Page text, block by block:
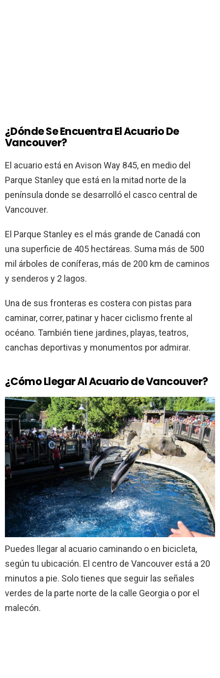
¿Dónde Se Encuentra El Acuario De
Vancouver?
El acuario está en Avison Way 845, en medio del
Parque Stanley que está en la mitad norte de la
península donde se desarrolló el casco central de
Vancouver.
El Parque Stanley es el más grande de Canadá con
una superficie de 405 hectáreas. Suma más de 500
mil árboles de coníferas, más de 200 km de caminos
y senderos y 2 lagos.
Una de sus fronteras es costera con pistas para
caminar, correr, patinar y hacer ciclismo frente al
océano. También tiene jardines, playas, teatros,
canchas deportivas y monumentos por admirar.
¿Cómo Llegar Al Acuario de Vancouver?
Puedes llegar al acuario caminando o en bicicleta,
según tu ubicación. El centro de Vancouver está a 20
minutos a pie. Solo tienes que seguir las señales
verdes de la parte norte de la calle Georgia o por el
malecón.